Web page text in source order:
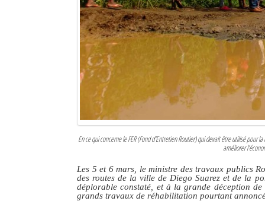
En ce qui concerne le FER (Fond d'Entretien Routier) qui devait être utilisé
améliorer
Les 5 et 6 mars, le ministre des travaux publics
des routes de la ville de Diego Suarez et de la
déplorable constaté, et à la grande déception
grands travaux de réhabilitation pourtant